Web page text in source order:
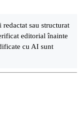
sau structurat
editorial înainte
cu AI sunt